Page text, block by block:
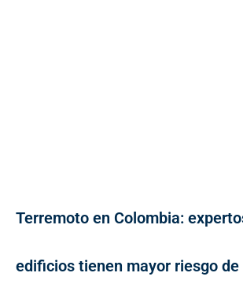
Terremoto en Colombia:
edificios tienen mayor riesgo de